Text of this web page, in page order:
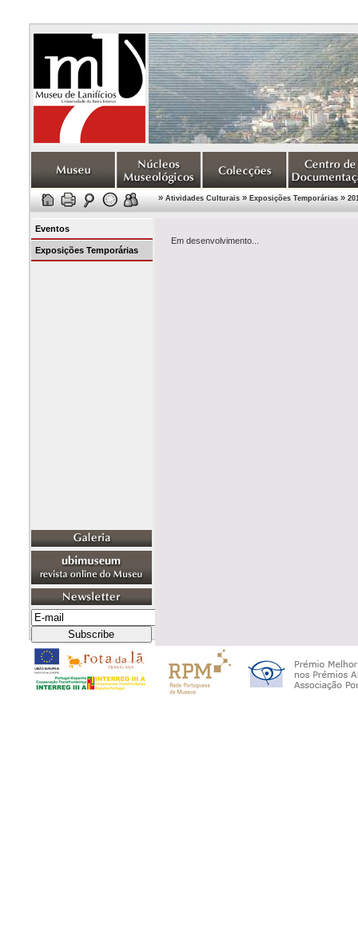
» Atividades Culturais» Exposições Temporárias»
Eventos
Exposições Temporárias
Em desenvolvimento...